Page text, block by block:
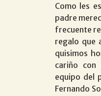
Como les
padre
frecuente
regalo que
quisimos
cariño
equipo del
Fernando